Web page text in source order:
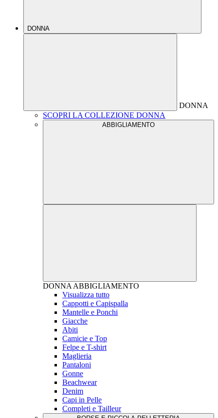
DONNA
DONNA
SCOPRI LA COLLEZIONE DONNA
ABBIGLIAMENTO
DONNA ABBIGLIAMENTO
Visualizza tutto
Cappotti e Capispalla
Mantelle e Ponchi
Giacche
Abiti
Camicie e Top
Felpe e T-shirt
Maglieria
Pantaloni
Gonne
Beachwear
Denim
Capi in Pelle
Completi e Tailleur